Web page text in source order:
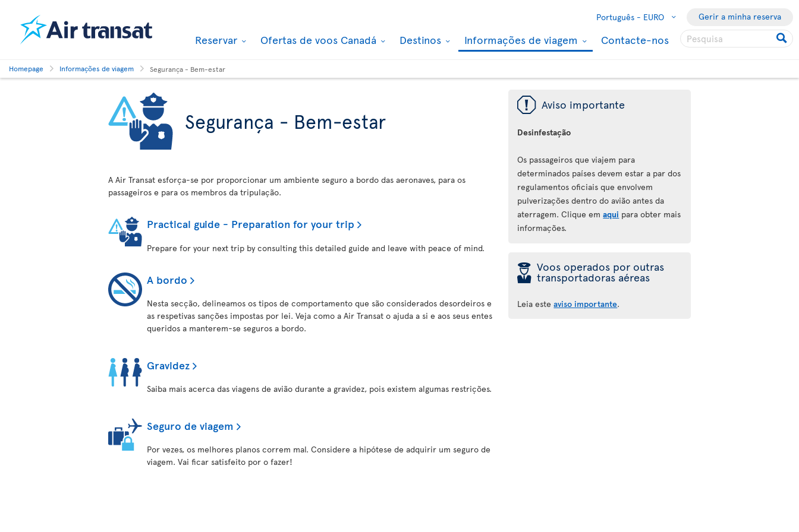
Português - EURO Gerir a minha reserva
Reservar Ofertas de voos Canadá Destinos Informações de viagem Contacte-nos
Homepage Informações de viagem Segurança - Bem-estar
Segurança - Bem-estar
A Air Transat esforça-se por proporcionar um ambiente seguro a bordo das aeronaves, para os
passageiros e para os membros da tripulação.
Practical guide - Preparation for your trip
Prepare for your next trip by consulting this detailed guide and leave with peace of mind.
A bordo
Nesta secção, delineamos os tipos de comportamento que são considerados desordeiros e
as respetivas sanções impostas por lei. Veja como a Air Transat o ajuda a si e aos seus entes
queridos a manterem-se seguros a bordo.
Gravidez
Saiba mais acerca das viagens de avião durante a gravidez, pois existem algumas restrições.
Seguro de viagem
Por vezes, os melhores planos correm mal. Considere a hipótese de adquirir um seguro de
viagem. Vai ficar satisfeito por o fazer!
ü Aviso importante
Desinfestação
Os passageiros que viajem para
determinados países devem estar a par dos
regulamentos oficiais que envolvem
pulverizações dentro do avião antes da
aterragem. Clique emaqui para obter mais
informações.
þ Voos operados por outras
transportadoras aéreas
Leia esteaviso importante.